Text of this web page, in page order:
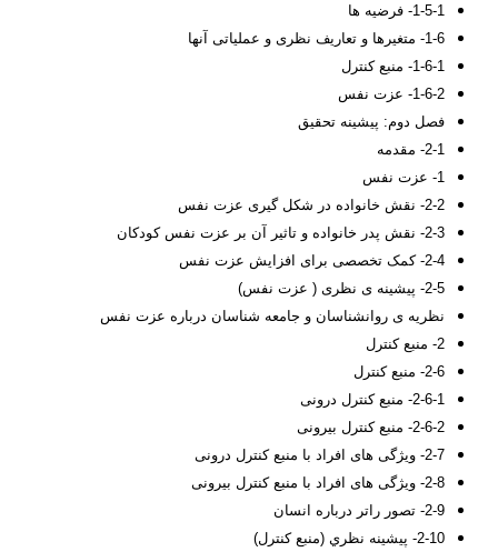
1-5-1- فرضيه ها
1-6- متغیرها و تعاریف نظری و عملیاتی آنها
1-6-1- منبع کنترل
1-6-2- عزت نفس
فصل دوم: پيشينه تحقيق
2-1- مقدمه
1- عزت نفس
2-2- نقش خانواده در شکل گیری عزت نفس
2-3- نقش پدر خانواده و تاثیر آن بر عزت نفس کودکان
2-4- کمک تخصصی برای افزایش عزت نفس
2-5- پیشینه ی نظری ( عزت نفس)
نظریه ی روانشناسان و جامعه شناسان درباره عزت نفس
2- منبع كنترل
2-6- منبع کنترل
2-6-1- منبع کنترل درونی
2-6-2- منبع کنترل بیرونی
2-7- ویژگی های افراد با منبع کنترل درونی
2-8- ویژگی های افراد با منبع کنترل بیرونی
2-9- تصور راتر درباره انسان
2-10- پيشينه نظري (منبع كنترل)